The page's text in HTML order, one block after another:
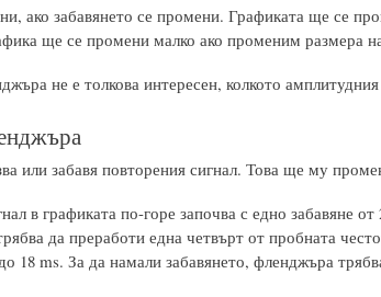
ако забавянето се промени. Графиката ще се
ще се промени малко ако променим размера
не е толкова интересен, колкото
или забавя повторения сигнал. Това ще му
в графиката по-горе започва с едно забавяне от
да преработи една четвърт от пробната
18 ms. За да намали забавянето, фленджъра